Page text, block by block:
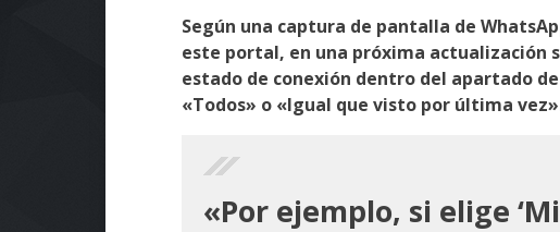
Según una captura de pantalla de
este portal, en una próxima actualización
estado de conexión dentro del apartado
«Todos» o «Igual que visto por última
«Por ejemplo, si elige